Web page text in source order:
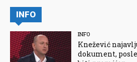
INFO
INFO
Knežević
dokument,